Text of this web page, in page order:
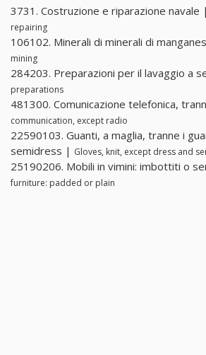
3731. Costruzione e riparazione navale |
repairing
106102. Minerali di minerali di
mining
284203. Preparazioni per il lavaggio a
preparations
481300. Comunicazione telefonica,
communication, except radio
22590103. Guanti, a maglia, tranne i
semidress | Gloves, knit, except dress and
25190206. Mobili in vimini: imbottiti o
furniture: padded or plain